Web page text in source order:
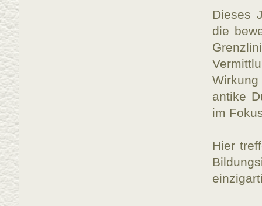
Dieses
die
antike
im
Hier